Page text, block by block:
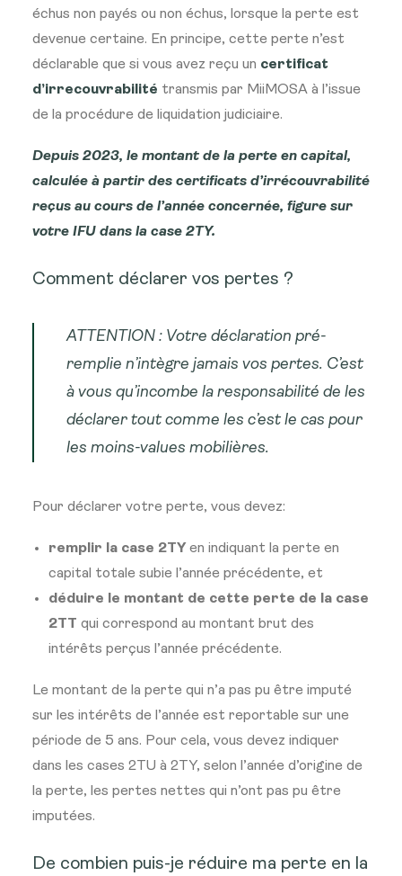
échus non payés ou non échus, lorsque la perte est
devenue certaine. En principe, cette perte n’est
déclarable que si vous avez reçu un certificat
d’irrecouvrabilité transmis par MiiMOSA à l’issue
de la procédure de liquidation judiciaire.
Depuis 2023, le montant de la perte en capital,
calculée à partir des certificats d’irrécouvrabilité
reçus au cours de l’année concernée, figure sur
votre IFU dans la case 2TY.
Comment déclarer vos pertes ?
ATTENTION : Votre déclaration pré-
remplie n’intègre jamais vos pertes. C’est
à vous qu’incombe la responsabilité de les
déclarer tout comme les c’est le cas pour
les moins-values mobilières.
Pour déclarer votre perte, vous devez:
remplir la case 2TY en indiquant la perte en
capital totale subie l’année précédente, et
déduire le montant de cette perte de la case
2TT qui correspond au montant brut des
intérêts perçus l’année précédente.
Le montant de la perte qui n’a pas pu être imputé
sur les intérêts de l’année est reportable sur une
période de 5 ans. Pour cela, vous devez indiquer
dans les cases 2TU à 2TY, selon l’année d’origine de
la perte, les pertes nettes qui n’ont pas pu être
imputées.
De combien puis-je réduire ma perte en la